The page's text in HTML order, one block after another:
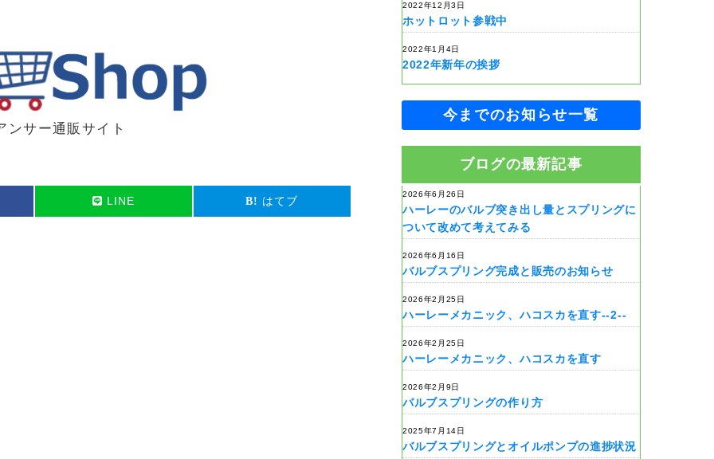
ンサー通販サイト
LINE はてブ
2022年12月3日
ホットロット参戦中
2022年1月4日
2022年新年の挨拶
今までのお知らせ一覧
ブログの最新記事
2026年6月26日
ハーレーのバルブ突き出し量とスプリングに
ついて改めて考えてみる
2026年6月16日
バルブスプリング完成と販売のお知らせ
2026年2月25日
ハーレーメカニック、ハコスカを直す--2--
2026年2月25日
ハーレーメカニック、ハコスカを直す
2026年2月9日
バルブスプリングの作り方
2025年7月14日
バルブスプリングとオイルポンプの進捗状況